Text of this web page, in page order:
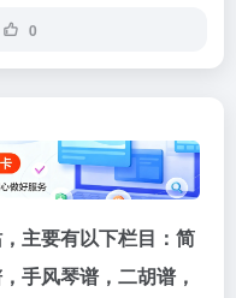
0
主要有以下栏目：简
手风琴谱，二胡谱，